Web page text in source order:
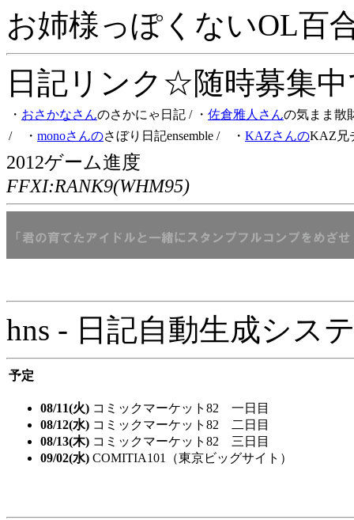
お姉様っぽくないOL百
日記リンク☆随時募集
・ おさかなさんのさかにゃ日記 / ・ 佐倉雅人さんの気まま散
/ ・ monoさんのさぼり日記ensemble / ・ KAZさんのKAZ兄
2012ゲーム進度
FFXI:RANK9(WHM95)
hns - 日記自動生成シス
予定
08/11(火) コミックマーケット82 一日目
08/12(水) コミックマーケット82 二日目
08/13(木) コミックマーケット82 三日目
09/02(水) COMITIA101（東京ビッグサイト）